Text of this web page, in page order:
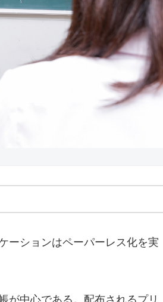
ーションはペーパーレス化を実